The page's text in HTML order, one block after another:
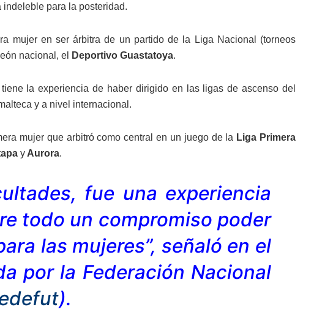
indeleble para la posteridad.
mujer en ser árbitra de un partido de la Liga Nacional (torneos
nacional, el
Deportivo Guastatoya.
la experiencia de haber dirigido en las ligas de ascenso del
y a nivel internacional.
mujer que arbitró como central en un juego de la Liga Primera
y Aurora.
fue una experiencia
todo un compromiso poder
las mujeres”, señaló en el
por la Federación Nacional
).